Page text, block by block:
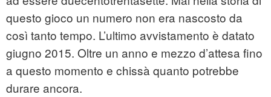
questo gioco un numero non era nascosto da
così tanto tempo. L’ultimo avvistamento è datato
giugno 2015. Oltre un anno e mezzo d’attesa fino
a questo momento e chissà quanto potrebbe
durare ancora.